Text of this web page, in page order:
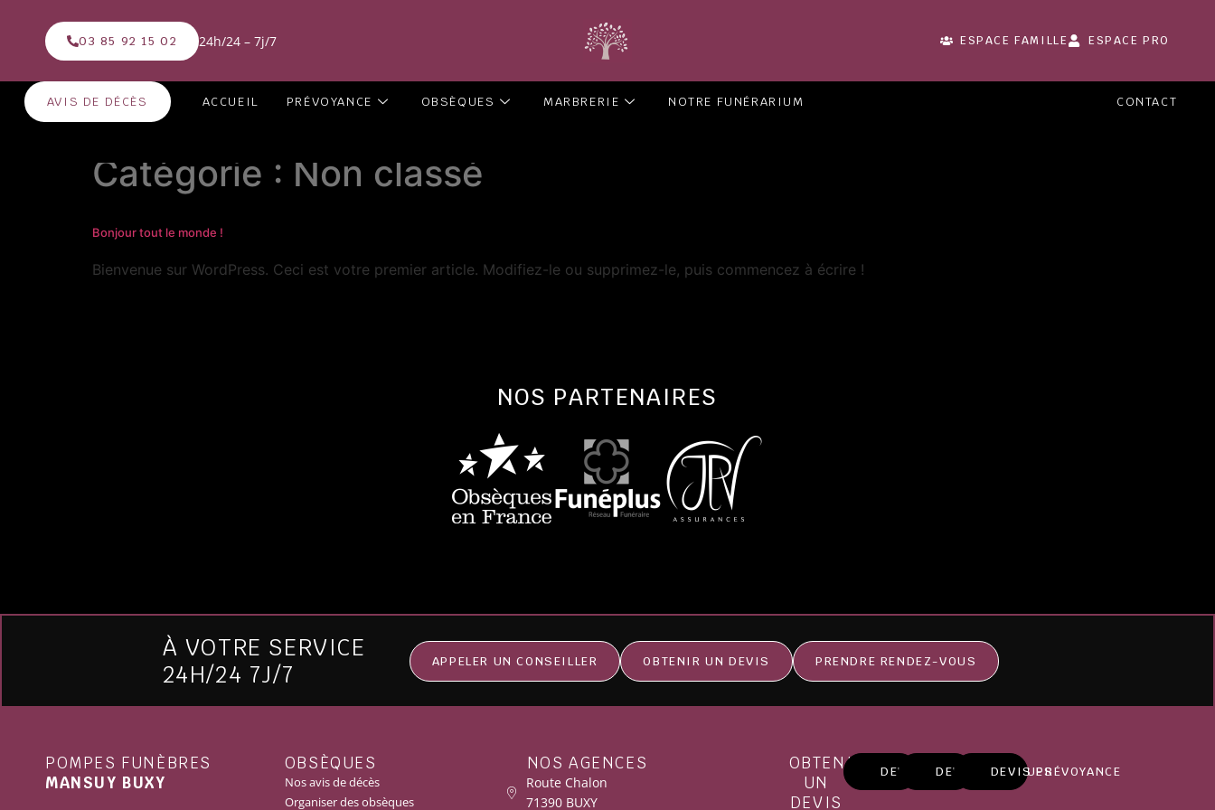
03 85 92 15 02 24h/24 – 7j/7 ESPACE FAMILLE ESPACE PRO
AVIS DE DÉCÈS ACCUEIL PRÉVOYANCE OBSÈQUES MARBRERIE NOTRE FUNÉRARIUM CONTACT
Catégorie : Non classé
Bonjour tout le monde !
Bienvenue sur WordPress. Ceci est votre premier article. Modifiez-le ou supprimez-le, puis commencez à écrire !
NOS PARTENAIRES
À VOTRE SERVICE
24H/24 7J/7
APPELER UN CONSEILLER OBTENIR UN DEVIS PRENDRE RENDEZ-VOUS
POMPES FUNÈBRES
MANSUY BUXY
OBSÈQUES
Nos avis de décès
Organiser des obsèques
NOS AGENCES
Route Chalon
71390 BUXY
OBTENIR
UN
DEVIS
DEVIS MARBRERIE
DEVIS OBSÈQUES
DEVIS PRÉVOYANCE